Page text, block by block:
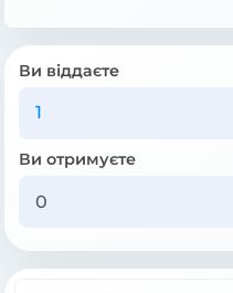
Ви віддаєте
Ви отримуєте